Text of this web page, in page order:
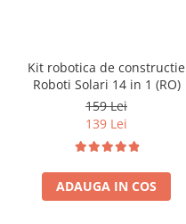
Kit robotica de constructie
Roboti Solari 14 in 1 (RO)
159 Lei
139 Lei
ADAUGA IN COS